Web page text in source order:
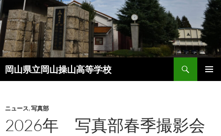
コ
ン
テ
ン
ツ
へ
ス
プ
岡山県立岡山操山高等学校
検
索
ニュース,写真部
2026年 写真部春季撮影会